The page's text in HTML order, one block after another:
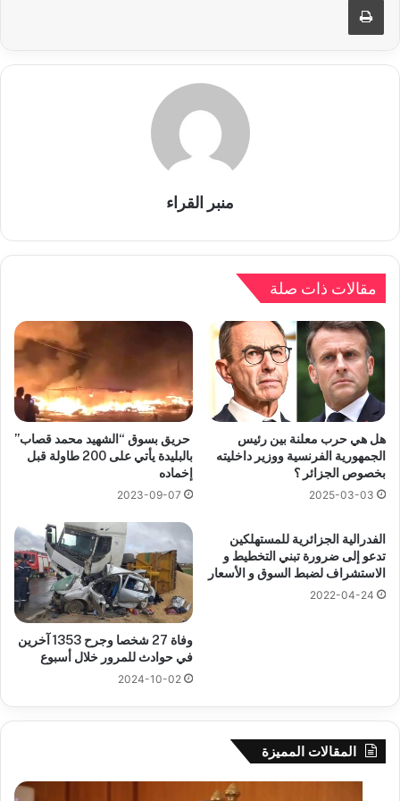
منبر القراء
مقالات ذات صلة
هل هي حرب معلنة بين رئيس
الجمهورية الفرنسية ووزير داخليته
بخصوص الجزائر ؟
2025-03-03
حريق بسوق “الشهيد محمد قصاب”
بالبليدة يأتي على 200 طاولة قبل
إخماده
2023-09-07
الفدرالية الجزائرية للمستهلكين
تدعو إلى ضرورة تبني التخطيط و
الاستشراف لضبط السوق و الأسعار
2022-04-24
وفاة 27 شخصا وجرح 1353 آخرين
في حوادث للمرور خلال أسبوع
2024-10-02
المقالات المميزة